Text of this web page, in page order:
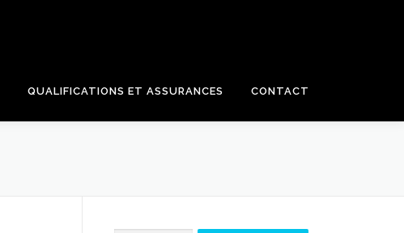
QUALIFICATIONS ET ASSURANCES CONTACT